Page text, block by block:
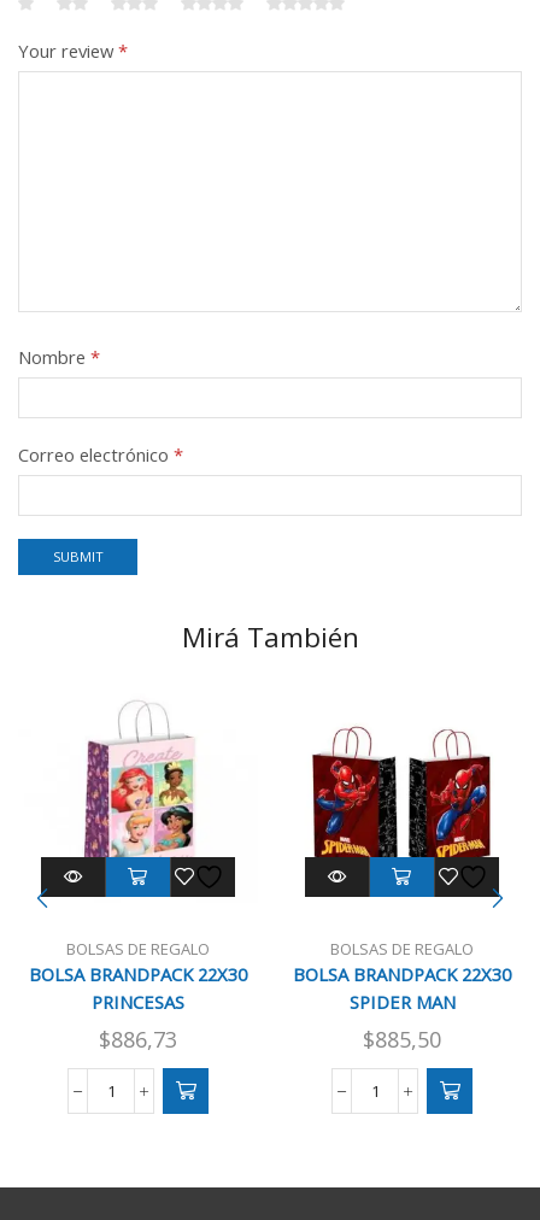
Your review*
Nombre *
Correo electrónico *
Mirá También
BOLSAS DE REGALO
BOLSA BRANDPACK 22X30
PRINCESAS
$886,73
BOLSA
cantidad
BOLSAS DE REGALO
BOLSA BRANDPACK 22X30
SPIDER MAN
$885,50
BOLSA
MAN